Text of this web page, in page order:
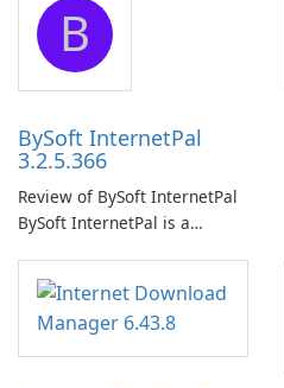
ensure the continuous and
uninterrupted operation of
your computer system.
B
BySoft InternetPal
3.2.5.366
Review of BySoft InternetPal
BySoft InternetPal is a
application designed to
monitor your internet
connection and provide real-
time insights into its